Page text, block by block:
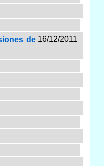
de 16/12/2011